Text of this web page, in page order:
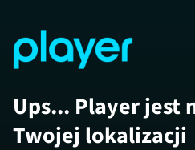
Ups... Player jest
Twojej lokalizacji